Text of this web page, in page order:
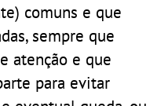
comuns e que
sempre que
atenção e que
para evitar